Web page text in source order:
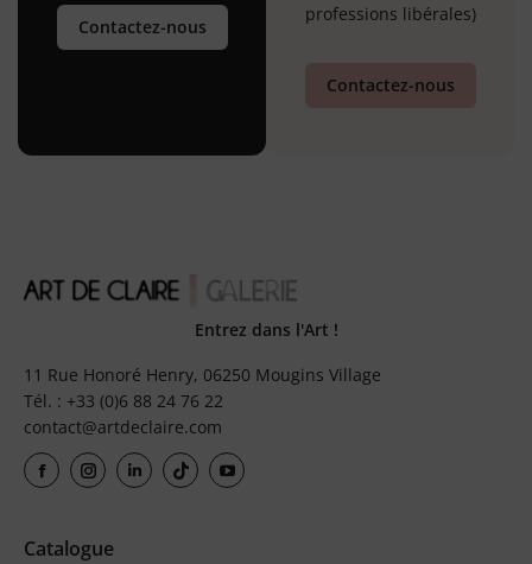
Contactez-nous
professions libérales)
Contactez-nous
Entrez dans l'Art !
11 Rue Honoré Henry, 06250 Mougins Village
Tél. : +33 (0)6 88 24 76 22
contact@artdeclaire.com
Catalogue